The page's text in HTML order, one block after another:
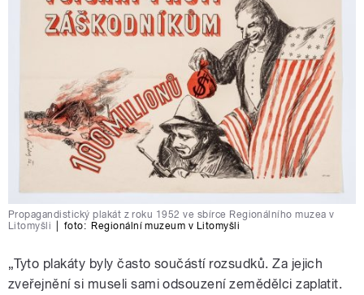
Propagandistický plakát z roku 1952 ve sbírce Regionálního muzea v
Litomyšli
foto: Regionální muzeum v Litomyšli
„Tyto plakáty byly často součástí rozsudků. Za jejich
zveřejnění si museli sami odsouzení zemědělci zaplatit.